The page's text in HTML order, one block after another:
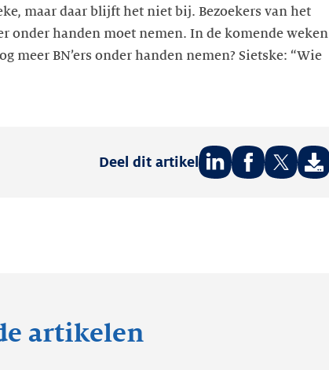
maar daar blijft het niet bij. Bezoekers van het
onder handen moet nemen. In de komende weken
meer BN’ers onder handen nemen? Sietske: “Wie
Deel dit artikel
artikelen